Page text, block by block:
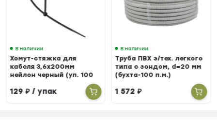
В наличии
Хомут-стяжка для
кабеля 3,6х200мм
нейлон черный (уп. 100
129₽/ упак
В наличии
Труба ПВХ э/тех. легкого
типа с зондом, d=20 мм
(бухта-100 п.м.)
1 572₽